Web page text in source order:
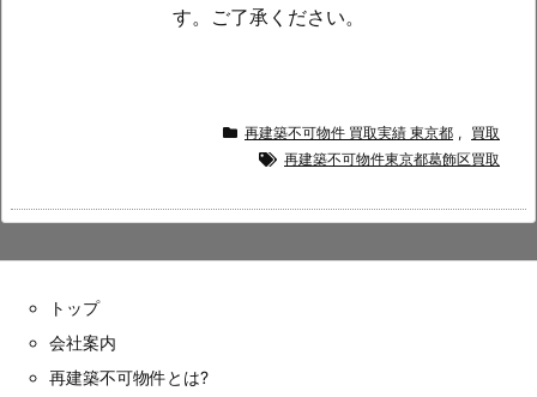
す。ご了承ください。
再建築不可物件 買取実績 東京都 ,
買取
再建築不可物件東京都葛飾区買取
トップ
会社案内
再建築不可物件とは?